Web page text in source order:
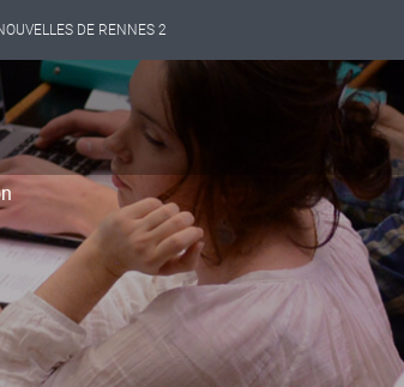
DE RENNES 2